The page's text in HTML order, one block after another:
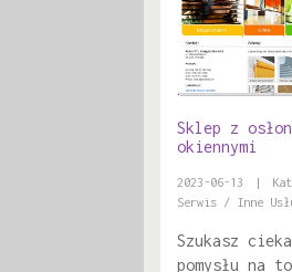
Sklep z
okiennymi
2023-06-13 |
Serwis / Inne
Szukasz
pomysłu na